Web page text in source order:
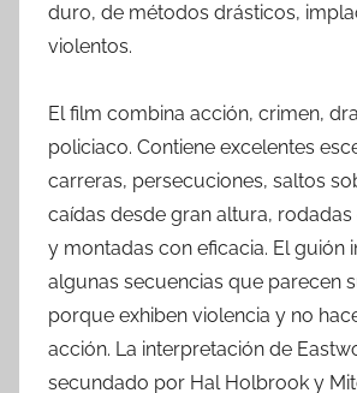
duro, de métodos drásticos,
violentos.
El film combina acción, crimen,
policiaco. Contiene excelentes
carreras, persecuciones, saltos
caídas desde gran altura,
y montadas con eficacia. El guión
algunas secuencias que parecen
porque exhiben violencia y no
acción. La interpretación de
secundado por Hal Holbrook y